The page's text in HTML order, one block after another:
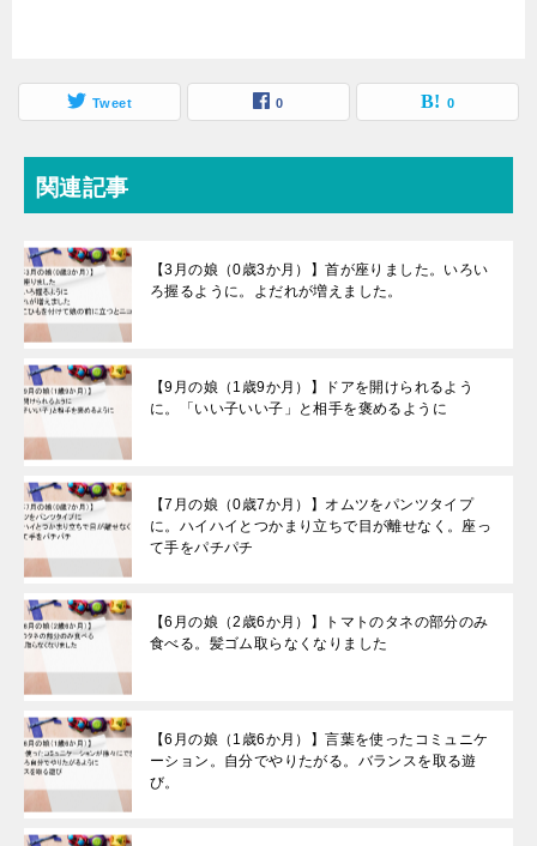
Tweet 0 0
関連記事
【3月の娘（0歳3か月）】首が座りました。いろい
ろ握るように。よだれが増えました。
【9月の娘（1歳9か月）】ドアを開けられるよう
に。「いい子いい子」と相手を褒めるように
【7月の娘（0歳7か月）】オムツをパンツタイプ
に。ハイハイとつかまり立ちで目が離せなく。座っ
て手をパチパチ
【6月の娘（2歳6か月）】トマトのタネの部分のみ
食べる。髪ゴム取らなくなりました
【6月の娘（1歳6か月）】言葉を使ったコミュニケ
ーション。自分でやりたがる。バランスを取る遊
び。